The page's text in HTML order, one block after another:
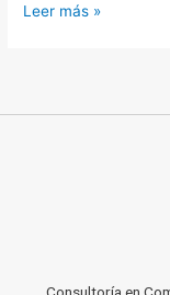
Leer más »